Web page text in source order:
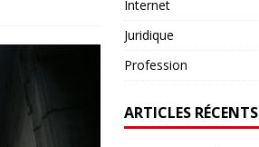
Internet
Juridique
Profession
ARTICLES RÉCENTS